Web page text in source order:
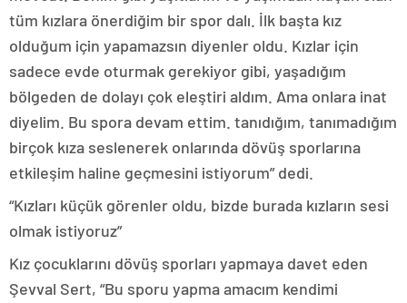
tüm kızlara önerdiğim bir spor dalı. İlk başta kız
olduğum için yapamazsın diyenler oldu. Kızlar için
sadece evde oturmak gerekiyor gibi, yaşadığım
bölgeden de dolayı çok eleştiri aldım. Ama onlara inat
diyelim. Bu spora devam ettim. tanıdığım, tanımadığım
birçok kıza seslenerek onlarında dövüş sporlarına
etkileşim haline geçmesini istiyorum” dedi.
“Kızları küçük görenler oldu, bizde burada kızların sesi
olmak istiyoruz”
Kız çocuklarını dövüş sporları yapmaya davet eden
Şevval Sert, “Bu sporu yapma amacım kendimi